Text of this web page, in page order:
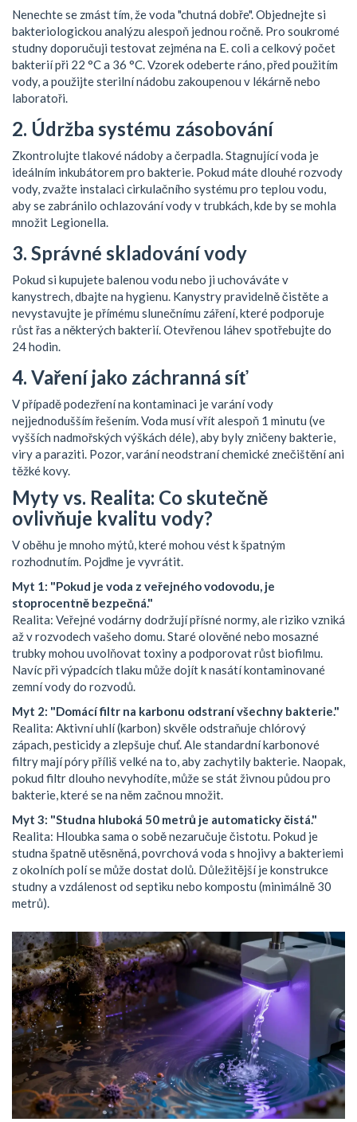
Nenechte se zmást tím, že voda "chutná dobře". Objednejte si
bakteriologickou analýzu alespoň jednou ročně. Pro soukromé
studny doporučuji testovat zejména na E. coli a celkový počet
bakterií při 22 °C a 36 °C. Vzorek odeberte ráno, před použitím
vody, a použijte sterilní nádobu zakoupenou v lékárně nebo
laboratoři.
2. Údržba systému zásobování
Zkontrolujte tlakové nádoby a čerpadla. Stagnující voda je
ideálním inkubátorem pro bakterie. Pokud máte dlouhé rozvody
vody, zvažte instalaci cirkulačního systému pro teplou vodu,
aby se zabránilo ochlazování vody v trubkách, kde by se mohla
množit Legionella.
3. Správné skladování vody
Pokud si kupujete balenou vodu nebo ji uchováváte v
kanystrech, dbajte na hygienu. Kanystry pravidelně čistěte a
nevystavujte je přímému slunečnímu záření, které podporuje
růst řas a některých bakterií. Otevřenou láhev spotřebujte do
24 hodin.
4. Vaření jako záchranná síť
V případě podezření na kontaminaci je varání vody
nejjednodušším řešením. Voda musí vřít alespoň 1 minutu (ve
vyšších nadmořských výškách déle), aby byly zničeny bakterie,
viry a paraziti. Pozor, varání neodstraní chemické znečištění ani
těžké kovy.
Myty vs. Realita: Co skutečně
ovlivňuje kvalitu vody?
V oběhu je mnoho mýtů, které mohou vést k špatným
rozhodnutím. Pojďme je vyvrátit.
Myt 1: "Pokud je voda z veřejného vodovodu, je
stoprocentně bezpečná."
Realita: Veřejné vodárny dodržují přísné normy, ale riziko vzniká
až v rozvodech vašeho domu. Staré olověné nebo mosazné
trubky mohou uvolňovat toxiny a podporovat růst biofilmu.
Navíc při výpadcích tlaku může dojít k nasátí kontaminované
zemní vody do rozvodů.
Myt 2: "Domácí filtr na karbonu odstraní všechny bakterie."
Realita: Aktivní uhlí (karbon) skvěle odstraňuje chlórový
zápach, pesticidy a zlepšuje chuť. Ale standardní karbonové
filtry mají póry příliš velké na to, aby zachytily bakterie. Naopak,
pokud filtr dlouho nevyhodíte, může se stát živnou půdou pro
bakterie, které se na něm začnou množit.
Myt 3: "Studna hluboká 50 metrů je automaticky čistá."
Realita: Hloubka sama o sobě nezaručuje čistotu. Pokud je
studna špatně utěsněná, povrchová voda s hnojivy a bakteriemi
z okolních polí se může dostat dolů. Důležitější je konstrukce
studny a vzdálenost od septiku nebo kompostu (minimálně 30
metrů).